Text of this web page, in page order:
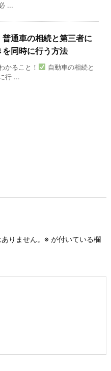
...
普通車の相続と第三者に
同時に行う方法
かること！
自動車の相続と
行 ...
りません。 ※ が付いている欄